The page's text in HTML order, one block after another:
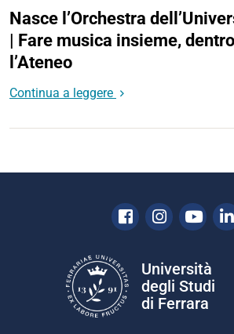
Nasce l’Orchestra
| Fare musica insieme,
l’Ateneo
Continua a leggere
Facebook
Università
degli Studi
di Ferrara